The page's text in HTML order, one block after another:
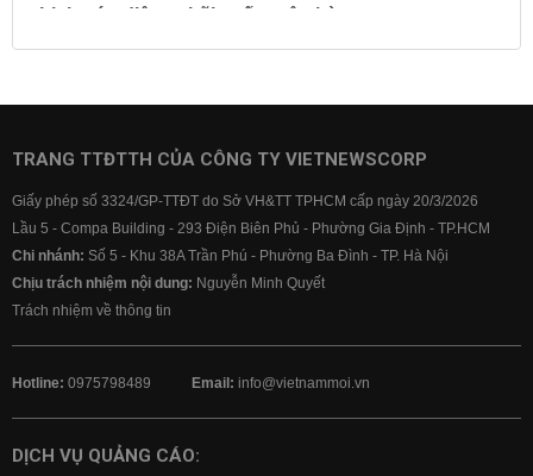
Lịch cúp điện
Lãi suất ngân hàng
Lãi suất tiết kiệm
Lãi suất tiền gửi
Lãi suất ngân hàng BIDV
Lãi suất ngân hàng Vietcombank
TRANG TTĐTTH CỦA CÔNG TY VIETNEWSCORP
Giấy phép số 3324/GP-TTĐT do Sở VH&TT TPHCM cấp ngày 20/3/2026
Lầu 5 - Compa Building - 293 Điện Biên Phủ - Phường Gia Định - TP.HCM
Chi nhánh: Số 5 - Khu 38A Trần Phú - Phường Ba Đình - TP. Hà Nội
Chịu trách nhiệm nội dung: Nguyễn Minh Quyết
Trách nhiệm về thông tin
Hotline: 0975798489 Email: info@vietnammoi.vn
DỊCH VỤ QUẢNG CÁO: